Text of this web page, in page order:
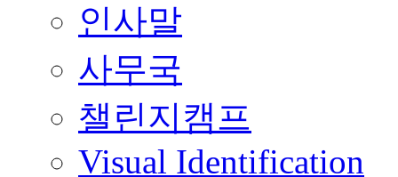
인사말
사무국
챌린지캠프
Visual Identification